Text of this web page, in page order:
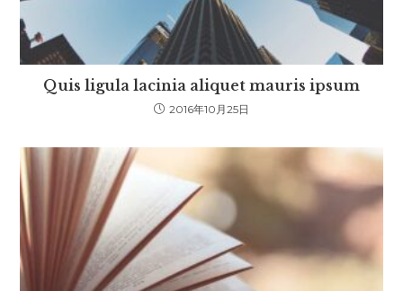
Quis ligula lacinia aliquet mauris ipsum
2016年10月25日